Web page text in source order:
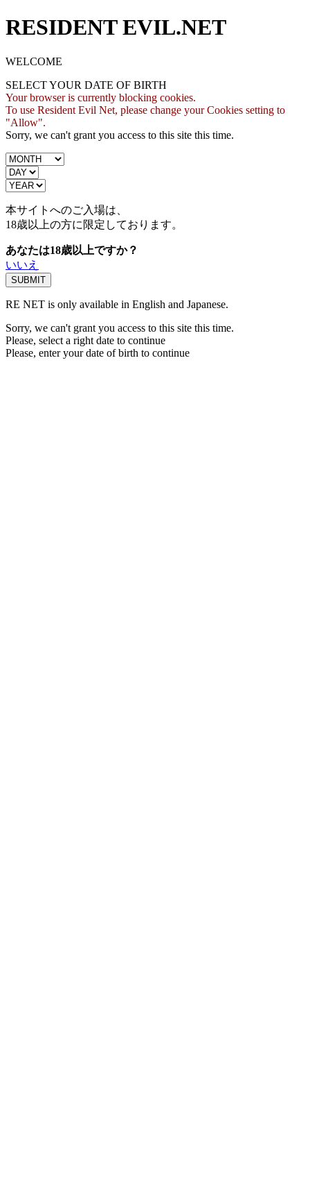
RESIDENT EVIL.NET
WELCOME
SELECT YOUR DATE OF BIRTH
Your browser is currently blocking cookies.
To use Resident Evil Net, please change your Cookies setting to
"Allow".
Sorry, we can't grant you access to this site this time.
本サイトへのご入場は、
18歳以上の方に限定しております。
あなたは18歳以上ですか？
いいえ
RE NET is only available in English and Japanese.
Sorry, we can't grant you access to this site this time.
Please, select a right date to continue
Please, enter your date of birth to continue